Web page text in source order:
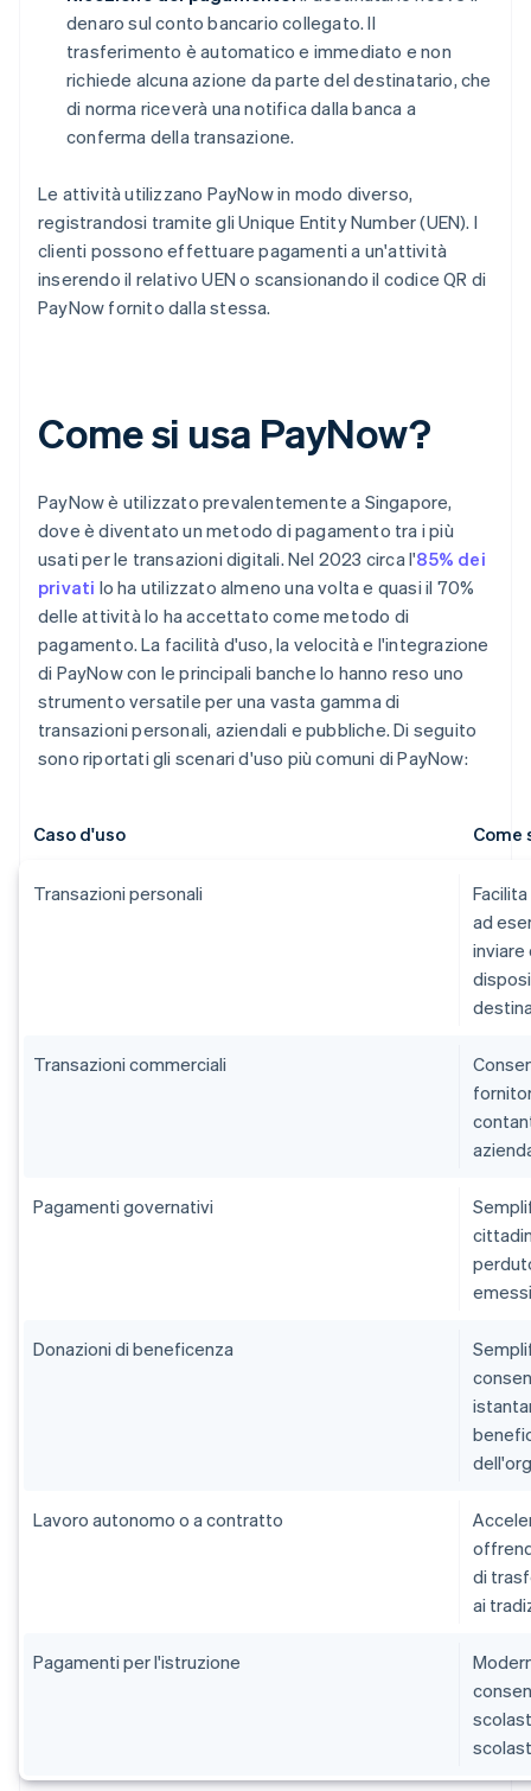
denaro sul conto bancario collegato. Il
trasferimento è automatico e immediato e non
richiede alcuna azione da parte del destinatario, che
di norma riceverà una notifica dalla banca a
conferma della transazione.
Le attività utilizzano PayNow in modo diverso,
registrandosi tramite gli Unique Entity Number (UEN). I
clienti possono effettuare pagamenti a un'attività
inserendo il relativo UEN o scansionando il codice QR di
PayNow fornito dalla stessa.
Come si usa PayNow?
PayNow è utilizzato prevalentemente a Singapore,
dove è diventato un metodo di pagamento tra i più
usati per le transazioni digitali. Nel 2023 circa l'85% dei
privati lo ha utilizzato almeno una volta e quasi il 70%
delle attività lo ha accettato come metodo di
pagamento. La facilità d'uso, la velocità e l'integrazione
di PayNow con le principali banche lo hanno reso uno
strumento versatile per una vasta gamma di
transazioni personali, aziendali e pubbliche. Di seguito
sono riportati gli scenari d'uso più comuni di PayNow:
Caso d'uso Come
Transazioni personali
ad
inviare
Transazioni commerciali
Pagamenti governativi
Donazioni di beneficenza
Lavoro autonomo o a contratto
di
ai
Pagamenti per l'istruzione